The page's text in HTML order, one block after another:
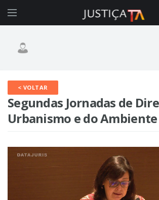
< VOLTAR
Segundas Jornadas de
Urbanismo e do Ambiente